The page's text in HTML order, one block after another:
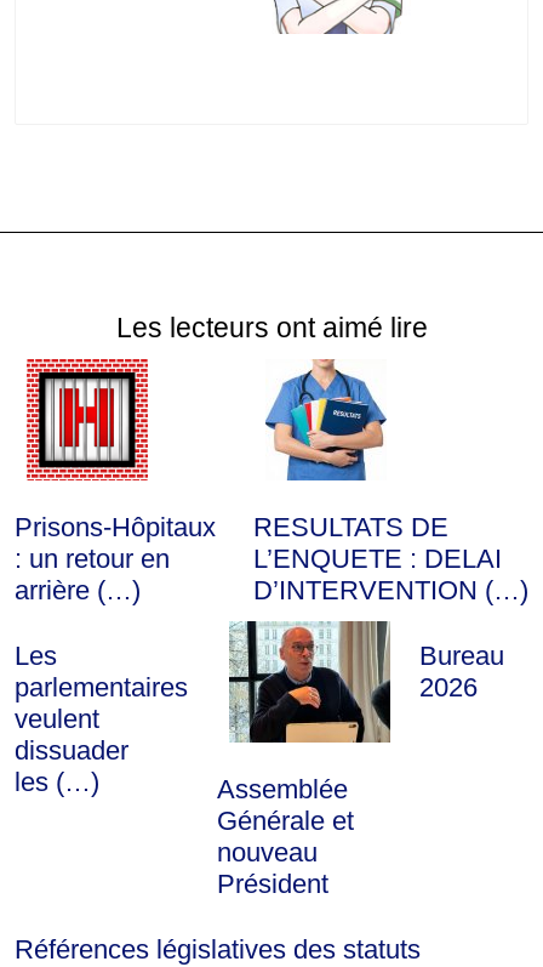
Les lecteurs ont aimé lire
Prisons-Hôpitaux
: un retour en
arrière (…)
RESULTATS DE
L’ENQUETE : DELAI
D’INTERVENTION (…)
Les
parlementaires
veulent
dissuader
les (…)
Assemblée
Générale et
nouveau
Président
Bureau
2026
Références législatives des statuts